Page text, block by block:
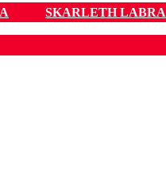
SKARLETH LABRA